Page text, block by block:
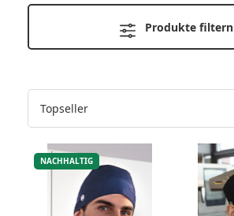
Produkte filtern
NACHHALTIG